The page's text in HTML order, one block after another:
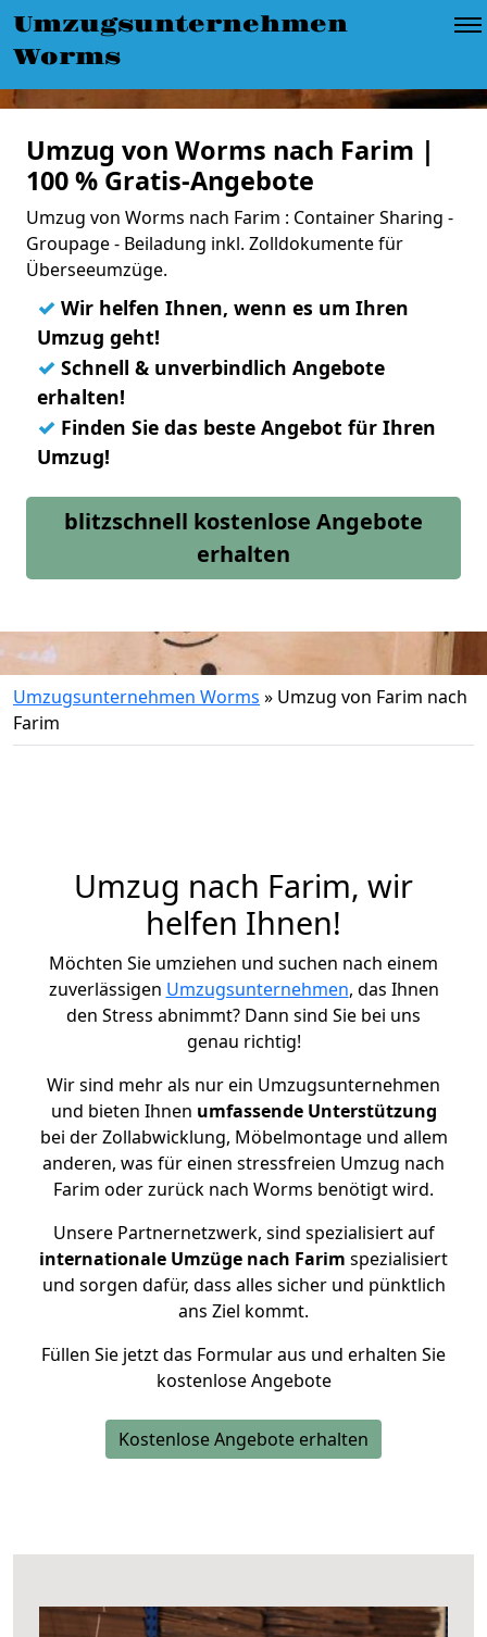
Umzugsunternehmen
Worms
Umzug von Worms nach Farim |
100 % Gratis-Angebote
Umzug von Worms nach Farim : Container Sharing -
Groupage - Beiladung inkl. Zolldokumente für
Überseeumzüge.
✓ Wir helfen Ihnen, wenn es um Ihren
Umzug geht!
✓ Schnell & unverbindlich Angebote
erhalten!
✓ Finden Sie das beste Angebot für Ihren
Umzug!
blitzschnell kostenlose Angebote
erhalten
Umzugsunternehmen Worms » Umzug von Farim nach
Farim
Umzug nach Farim, wir
helfen Ihnen!
Möchten Sie umziehen und suchen nach einem
zuverlässigen Umzugsunternehmen, das Ihnen
den Stress abnimmt? Dann sind Sie bei uns
genau richtig!
Wir sind mehr als nur ein Umzugsunternehmen
und bieten Ihnen umfassende Unterstützung
bei der Zollabwicklung, Möbelmontage und allem
anderen, was für einen stressfreien Umzug nach
Farim oder zurück nach Worms benötigt wird.
Unsere Partnernetzwerk, sind spezialisiert auf
internationale Umzüge nach Farim spezialisiert
und sorgen dafür, dass alles sicher und pünktlich
ans Ziel kommt.
Füllen Sie jetzt das Formular aus und erhalten Sie
kostenlose Angebote
Kostenlose Angebote erhalten